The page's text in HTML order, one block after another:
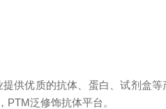
供优质的抗体、蛋白、试剂盒
PTM泛修饰抗体平台。